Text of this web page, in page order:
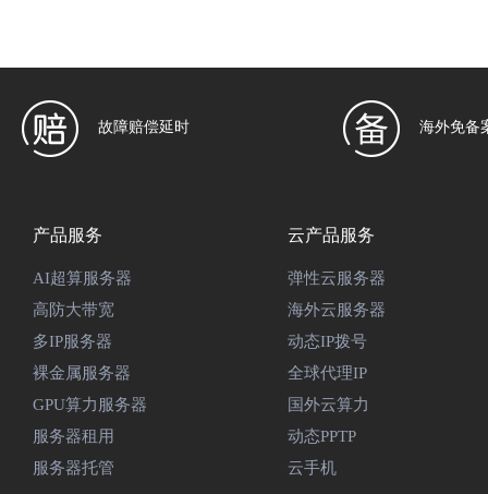
故障赔偿延时 海外免备
产品服务
AI超算服务器
高防大带宽
多IP服务器
裸金属服务器
GPU算力服务器
服务器租用
服务器托管
云产品服务
弹性云服务器
海外云服务器
动态IP拨号
全球代理IP
国外云算力
动态PPTP
云手机